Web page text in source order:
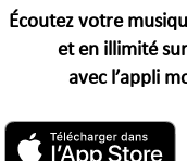
Écoutez votre
et en illimité
avec l’appli